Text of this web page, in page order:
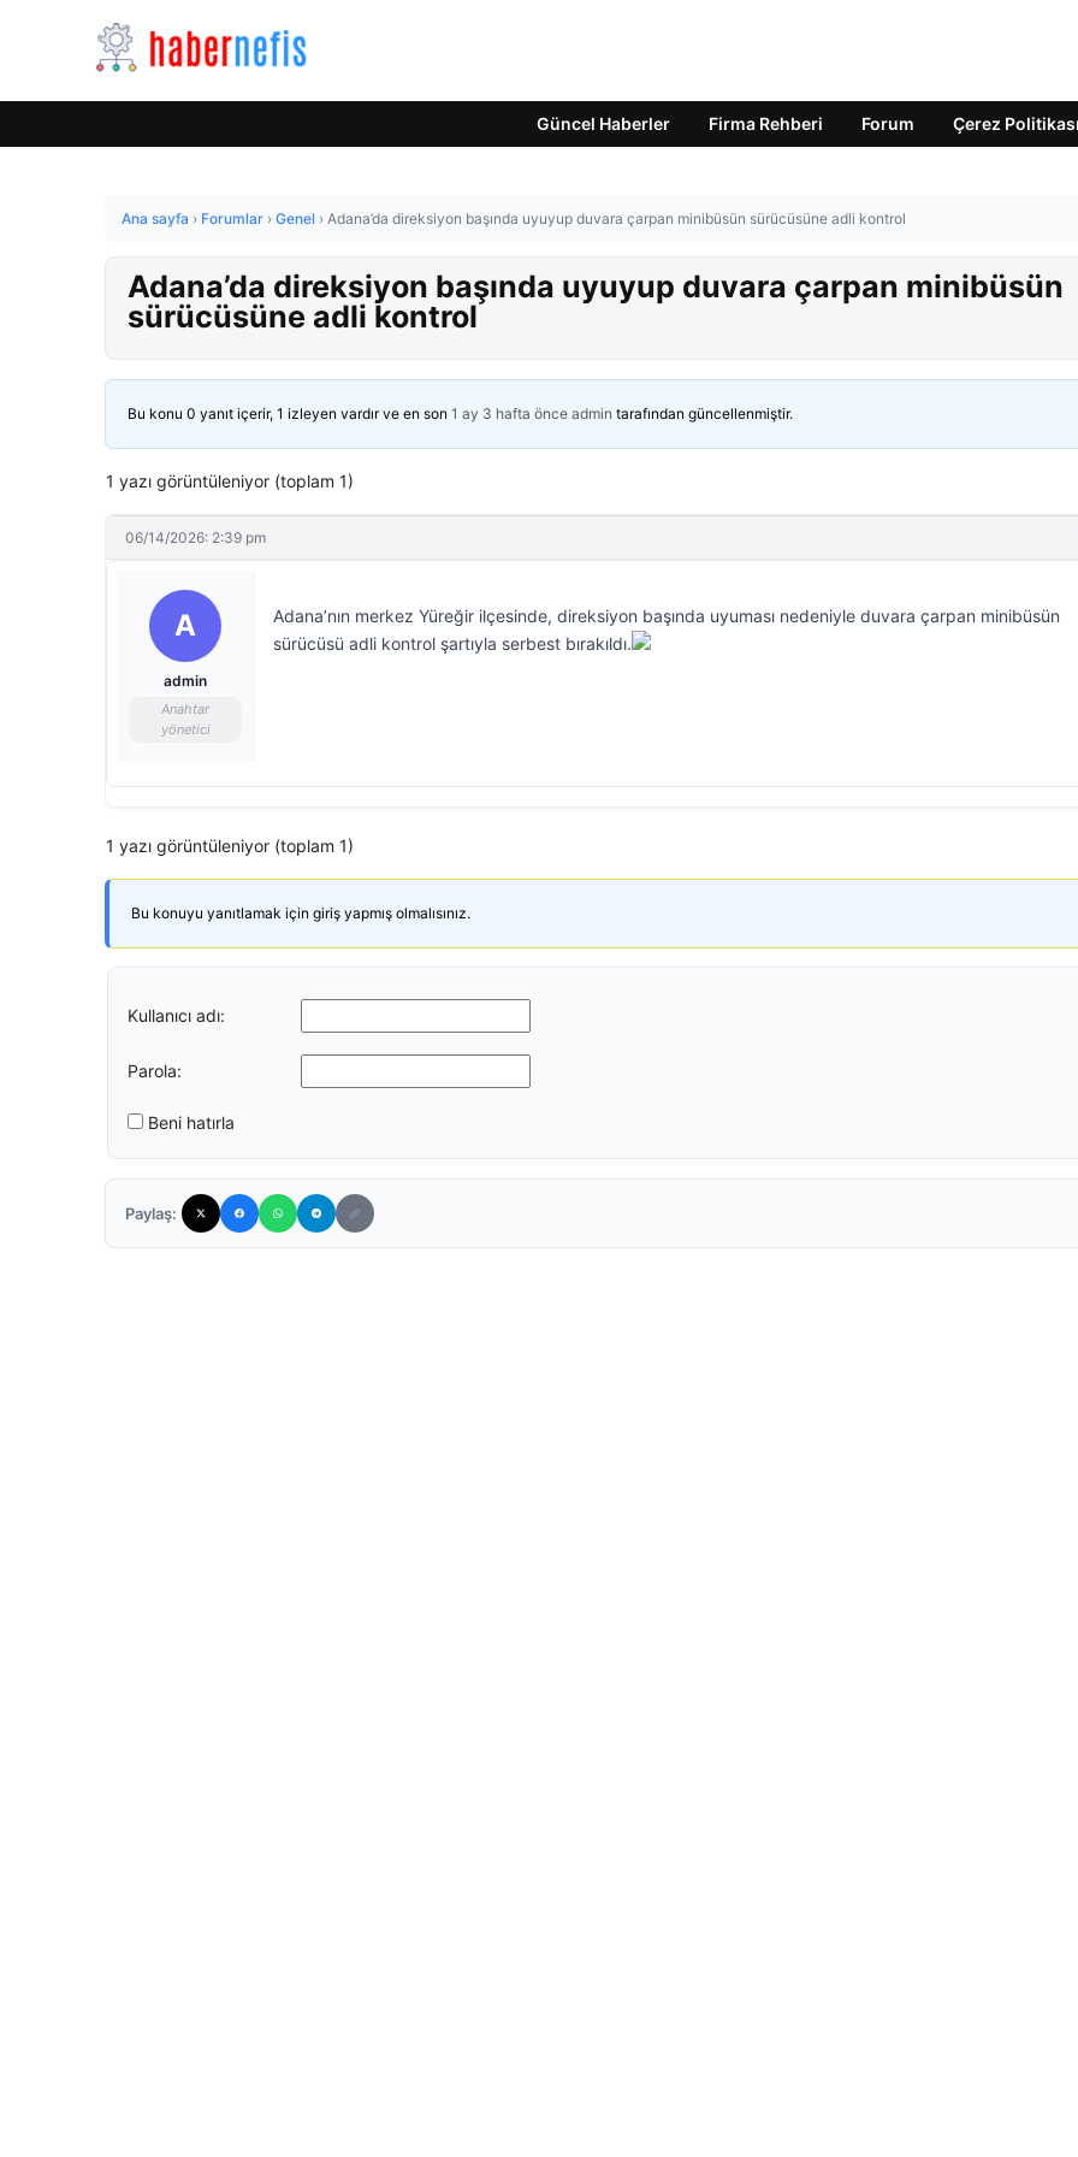
Güncel Haberler Firma Rehberi Forum Çerez Politikası
Ana sayfa › Forumlar › Genel › Adana’da direksiyon başında uyuyup duvara çarpan minibüsün sürücüsüne adli kontrol
Adana’da direksiyon başında uyuyup duvara çarpan minibüsün
sürücüsüne adli kontrol
Bu konu 0 yanıt içerir, 1 izleyen vardır ve en son 1 ay 3 hafta önce admin tarafından güncellenmiştir.
1 yazı görüntüleniyor (toplam 1)
06/14/2026: 2:39 pm
A
admin
Anahtar
yönetici
Adana’nın merkez Yüreğir ilçesinde, direksiyon başında uyuması nedeniyle duvara çarpan minibüsün
sürücüsü adli kontrol şartıyla serbest bırakıldı.
1 yazı görüntüleniyor (toplam 1)
Bu konuyu yanıtlamak için giriş yapmış olmalısınız.
Kullanıcı adı:
Parola:
Beni hatırla
Paylaş: